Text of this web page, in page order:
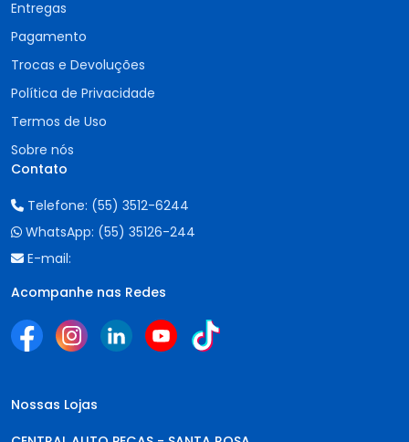
Entregas
Pagamento
Trocas e Devoluções
Política de Privacidade
Termos de Uso
Sobre nós
Contato
Telefone: (55) 3512-6244
WhatsApp: (55) 35126-244
E-mail:
Acompanhe nas Redes
Nossas Lojas